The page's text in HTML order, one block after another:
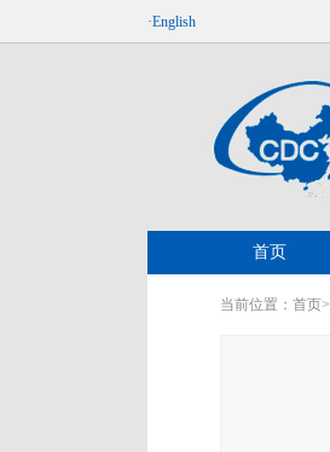
·English
首页
当前位置： 首页>